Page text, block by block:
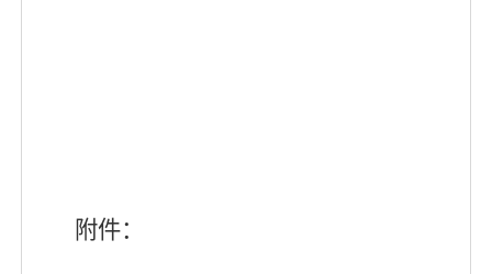
附件：